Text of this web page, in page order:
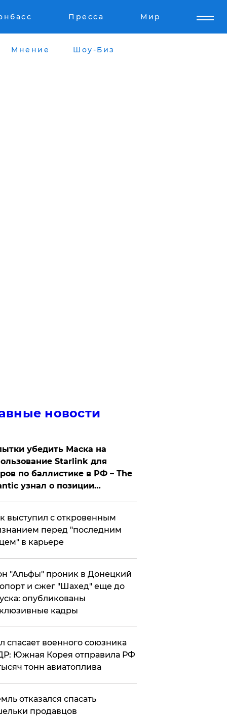
Пресса Мир
Мнение Шоу-Биз
новости
убедить Маска на
Starlink для
по баллистике в РФ – The
узнал о позиции
выступил с откровенным
перед "последним
в карьере
"Альфы" проник в Донецкий
и сжег "Шахед" еще до
опубликованы
кадры
спасает военного союзника
Южная Корея отправила РФ
тонн авиатоплива
отказался спасать
продавцов